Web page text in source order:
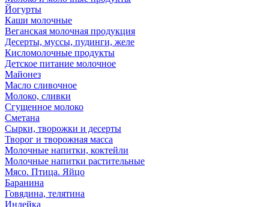
Йогурты
Каши молочные
Веганская молочная продукция
Десерты, муссы, пудинги, желе
Кисломолочные продукты
Детское питание молочное
Майонез
Масло сливочное
Молоко, сливки
Сгущенное молоко
Сметана
Сырки, творожки и десерты
Творог и творожная масса
Молочные напитки, коктейли
Молочные напитки растительные
Мясо. Птица. Яйцо
Баранина
Говядина, телятина
Индейка